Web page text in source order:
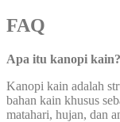
FAQ
Apa itu kanopi kain?
Kanopi kain adalah
bahan kain khusus
matahari, hujan, dan